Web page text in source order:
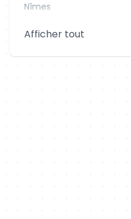
Nîmes
Aix-en-Provence
Afficher tout